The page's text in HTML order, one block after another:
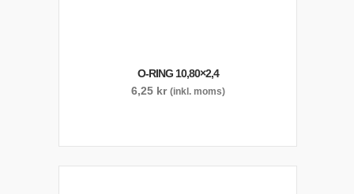
O-RING 10,80×2,4
6,25 kr (inkl. moms)